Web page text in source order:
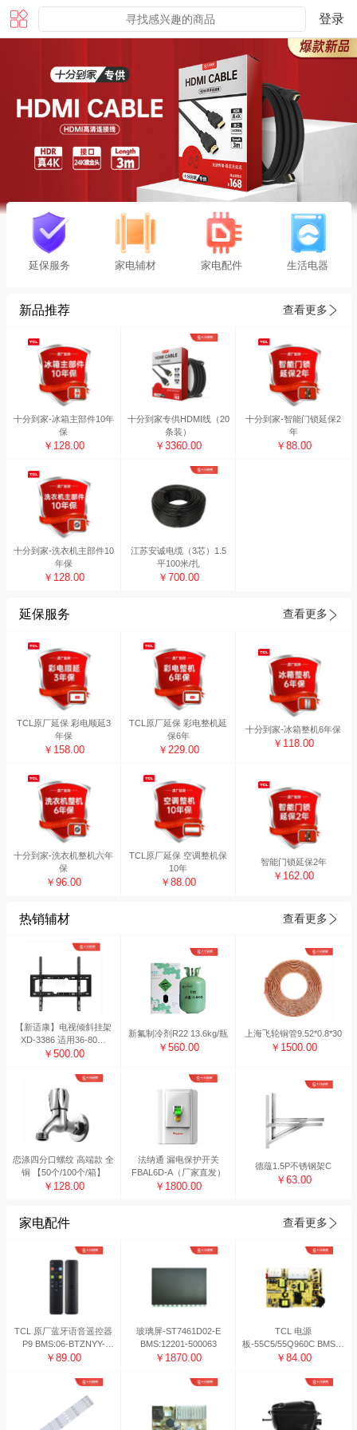
登录
延保服务 家电辅材 家电配件 生活电器
新品推荐 查看更多
十分到家-冰箱主部件10年
保
￥128.00
十分到家专供HDMI线（20
条装）
￥3360.00
十分到家-智能门锁延保2
年
￥88.00
十分到家-洗衣机主部件10
年保
￥128.00
江苏安诚电缆（3芯）1.5
平100米/扎
￥700.00
延保服务 查看更多
TCL原厂延保 彩电顺延3
年保
￥158.00
TCL原厂延保 彩电整机延
保6年
￥229.00
十分到家-冰箱整机6年保
￥118.00
十分到家-洗衣机整机六年
保
￥96.00
TCL原厂延保 空调整机保
10年
￥88.00
智能门锁延保2年
￥162.00
热销辅材 查看更多
【新适康】电视倾斜挂架
XD-3386 适用36-80寸
（10副装）
￥500.00
新氟制冷剂R22 13.6kg/瓶
￥560.00
上海飞轮铜管9.52*0.8*30
￥1500.00
恋涤四分口螺纹 高端款 全
铜 【50个/100个/箱】
￥128.00
法纳通 漏电保护开关
FBAL6D-A（厂家直发）
￥1800.00
德蕴1.5P不锈钢架C
￥63.00
家电配件 查看更多
TCL 原厂蓝牙语音遥控器
P9 BMS:06-BTZNYY-
BRC802D
￥89.00
玻璃屏-ST7461D02-E
BMS:12201-500063
￥1870.00
TCL 电源
板-55C5/55Q960C BMS系
统编码：08-L171H34-
发货 非工作日发货时间顺
￥84.00